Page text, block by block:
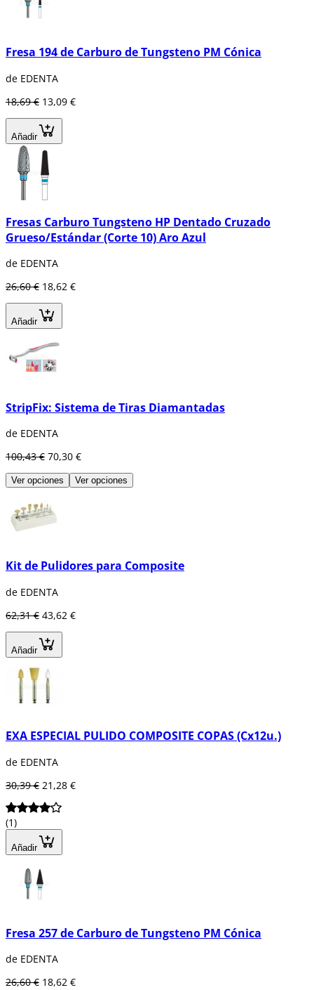
Fresa 194 de Carburo de Tungsteno PM Cónica
de EDENTA
18,69 € 13,09 €
Añadir
Fresas Carburo Tungsteno HP Dentado Cruzado
Grueso/Estándar (Corte 10) Aro Azul
de EDENTA
26,60 € 18,62 €
Añadir
StripFix: Sistema de Tiras Diamantadas
de EDENTA
100,43 € 70,30 €
Ver opciones Ver opciones
Kit de Pulidores para Composite
de EDENTA
62,31 € 43,62 €
Añadir
EXA ESPECIAL PULIDO COMPOSITE COPAS (Cx12u.)
de EDENTA
30,39 € 21,28 €
(1)
Añadir
Fresa 257 de Carburo de Tungsteno PM Cónica
de EDENTA
26,60 € 18,62 €